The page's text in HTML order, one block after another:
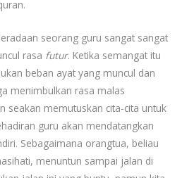
seorang guru sangat sangat
rasa futur. Ketika semangat itu
beban ayat yang muncul dan
menimbulkan rasa malas
seakan memutuskan cita-cita untuk
guru akan mendatangkan
Sebagaimana orangtua, beliau
menuntun sampai jalan di